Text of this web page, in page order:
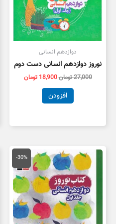
دوازدهم انسانی
نوروز دوازدهم انسانی دست دوم
27,000تومان18,900 تومان
افزودن
-30%
قیمت
اصلی
35,000 تومان
بود.
قیمت
فعلی
است.